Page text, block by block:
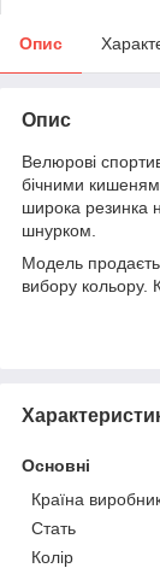
Опис
Опис
Велюрові
бічними
широка резинка
шнурком.
Модель
вибору кольору.
Основні
Країна
Стать
Колір